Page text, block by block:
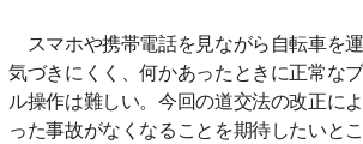
スマホや携帯電話を見ながら自転車を
気づきにくく、何かあったときに正常な
ル操作は難しい。今回の道交法の改正に
った事故がなくなることを期待したいとこ